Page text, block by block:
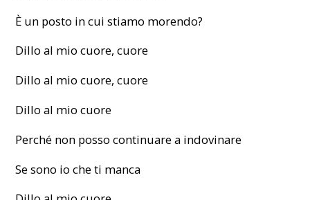
È un posto in cui stiamo morendo?
Dillo al mio cuore, cuore
Dillo al mio cuore, cuore
Dillo al mio cuore
Perché non posso continuare a indovinare
Se sono io che ti manca